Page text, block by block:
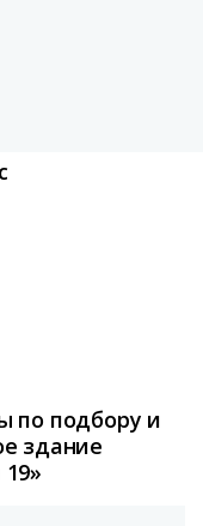
по подбору и
здание